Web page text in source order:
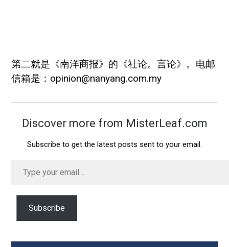
第二就是《南洋商报》的《社论。言论》。电邮
信箱是： opinion@nanyang.com.my
Discover more from MisterLeaf.com
Subscribe to get the latest posts sent to your email.
your
Subscribe